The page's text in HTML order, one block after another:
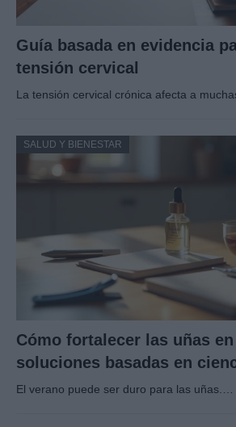
Guía basada en evidencia
tensión cervical
La tensión cervical crónica afecta a
SALUD Y BIENESTAR
Cómo fortalecer las uñas
soluciones basadas en
El verano puede ser duro para las uñas.…